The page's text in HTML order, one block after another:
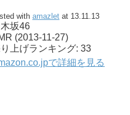
with amazlet at 13.11.13
坂46
(2013-11-27)
上げランキング: 33
で詳細を見る